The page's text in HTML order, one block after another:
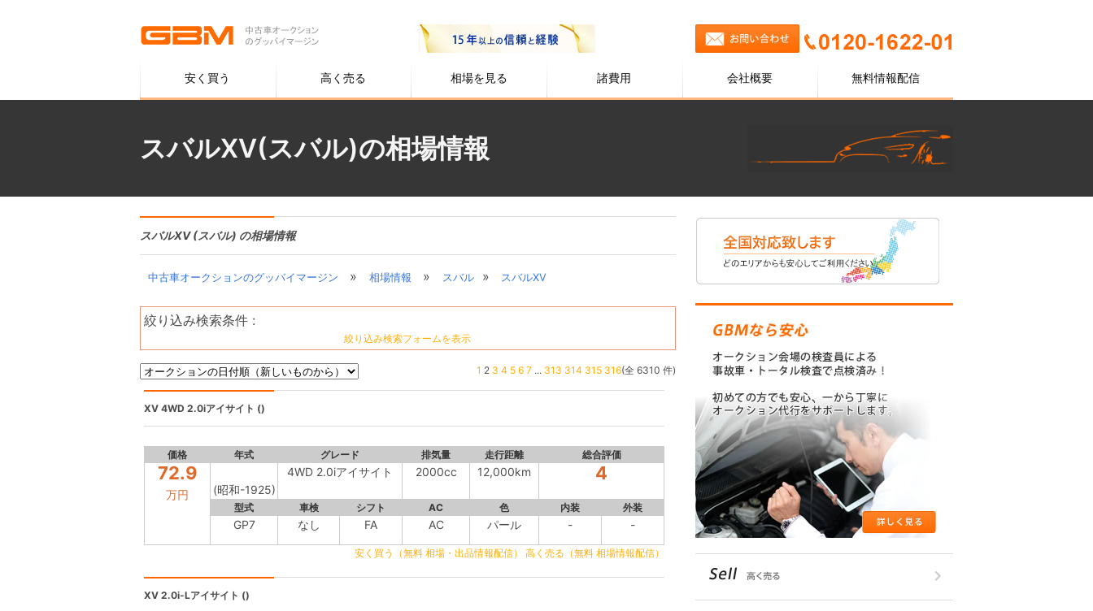
安く買う 高く売る 相場を見る 諸費用 会社概要 無料情報配信
スバルXV(スバル)の相場情報
スバルXV (スバル) の相場情報
中古車オークションのグッバイマージン » 相場情報 » スバル » スバルXV
絞り込み検索条件 :
絞り込み検索フォームを表示
1 2 3 4 5 6 7... 313 314 315 316(全 6310 件)
XV 4WD 2.0iアイサイト ()
価格 年式 グレード 排気量 走行距離 総合評価
72.9
万円 (昭和-1925)
4WD 2.0iアイサイト 2000cc 12,000km 4
型式 車検 シフト AC 色 内装 外装
GP7 なし FA AC パール - -
安く買う（無料 相場・出品情報配信） 高く売る（無料 相場情報配信）
XV 2.0i-Lアイサイト ()